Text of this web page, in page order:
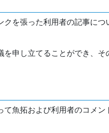
クを張った利用者の記事に
を申し立てることができ、
魚拓および利用者のコメン